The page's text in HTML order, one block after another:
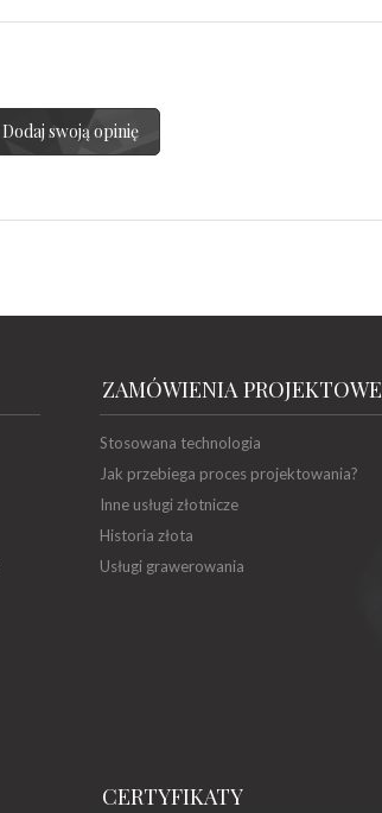
Dodaj swoją opinię
ZAMÓWIENIA PROJEKTOWE
Stosowana technologia
Jak przebiega proces projektowania?
Inne usługi złotnicze
Historia złota
Usługi grawerowania
CERTYFIKATY